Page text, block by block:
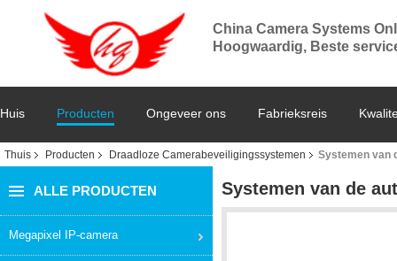
China Camera Systems
Hoogwaardig, Beste
Huis Producten Ongeveer ons Fabrieksreis
Thuis Producten Draadloze Camerabeveiligingssystemen Systemen van
ALLE PRODUCTEN
Megapixel IP-camera
Systemen van de